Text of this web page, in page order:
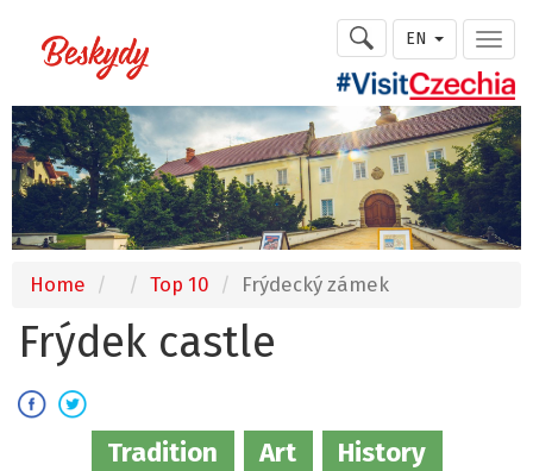
EN
Home Top 10 Frýdecký zámek
Frýdek castle
Tradition Art History